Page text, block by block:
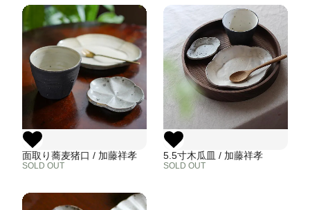
面取り蕎麦猪口 / 加藤祥孝
SOLD OUT
5.5寸木瓜皿 / 加藤祥孝
SOLD OUT